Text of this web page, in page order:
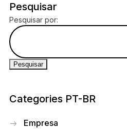
Pesquisar
Pesquisar por:
Categories PT-BR
Empresa